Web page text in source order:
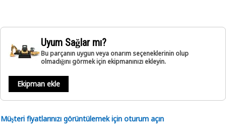
Uyum Sağlar mı?
Bu parçanın uygun veya onarım seçeneklerinin olup
olmadığını görmek için ekipmanınızı ekleyin.
Ekipman ekle
Müşteri fiyatlarınızı görüntülemek için oturum açın